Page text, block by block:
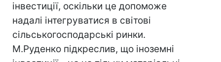
інвестиції, оскільки це допоможе
надалі інтегруватися в світові
сільськогосподарські ринки.
М.Руденко підкреслив, що іноземні